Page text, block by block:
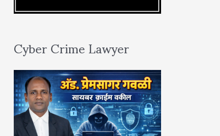
Cyber Crime Lawyer